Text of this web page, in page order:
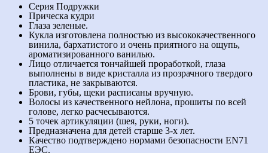
Серия Подружки
Прическа кудри
Глаза зеленые.
Кукла изготовлена полностью из высококачественного
винила, бархатистого и очень приятного на ощупь,
ароматизированного ванилью.
Лицо отличается тончайшей проработкой, глаза
выполнены в виде кристалла из прозрачного твердого
пластика, не закрываются.
Брови, губы, щеки расписаны вручную.
Волосы из качественного нейлона, прошиты по всей
голове, легко расчесываются.
5 точек артикуляции (шея, руки, ноги).
Предназначена для детей старше 3-х лет.
Качество подтверждено нормами безопасности EN71
ЕЭС.